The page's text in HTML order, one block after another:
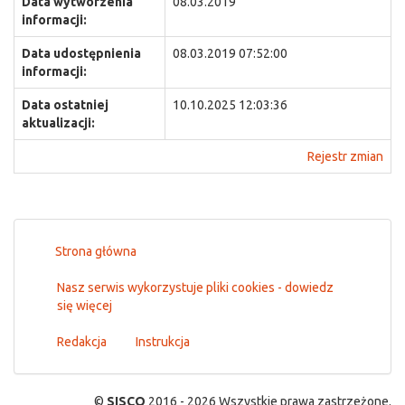
informacji:
Data udostępnienia
informacji:
08.03.2019 07:52:00
Data ostatniej
aktualizacji:
10.10.2025 12:03:36
Rejestr zmian
Strona główna
Nasz serwis wykorzystuje pliki cookies - dowiedz
się więcej
Redakcja Instrukcja
© SISCO 2016 - 2026 Wszystkie prawa zastrzeżone.